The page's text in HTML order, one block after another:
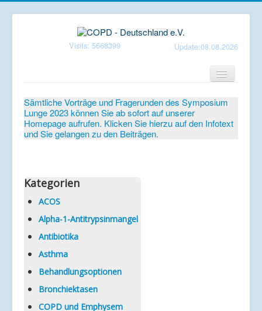
Visits: 5668399 Update:08.08.2026
Verein
Patientenbroschüren
Mediathek
Aktuelles
Veranstaltungen
Informationen
Sämtliche Vorträge und Fragerunden des Symposium
Lunge 2023 können Sie ab sofort auf unserer
Homepage aufrufen. Klicken Sie hierzu auf den Infotext
und Sie gelangen zu den Beiträgen.
Kategorien
ACOS
Alpha-1-Antitrypsinmangel
Antibiotika
Asthma
Behandlungsoptionen
Bronchiektasen
COPD und Emphysem